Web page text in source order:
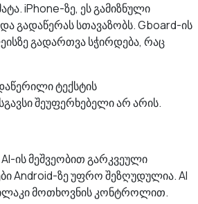
iPhone-ზე, ეს გამიზნული
გადაწერას სთავაზობს. Gboard-ის
გადართვა სჭირდება, რაც
ტექსტის
შეუფერხებელი არ არის.
ის მეშვეობით გარკვეული
Android-ზე უფრო შეზღუდულია. AI
მოთხოვნის კონტროლით.